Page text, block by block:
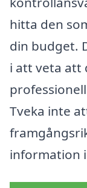
hitta den
din budget.
i att veta att
Tveka inte
information